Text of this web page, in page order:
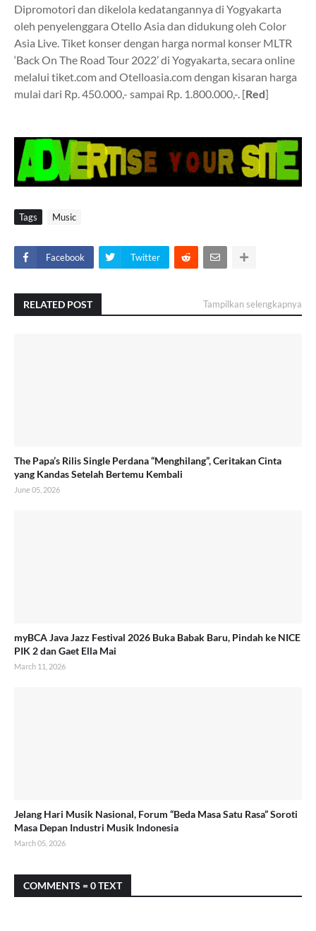
Dipromotori dan dikelola kedatangannya di Yogyakarta
oleh penyelenggara Otello Asia dan didukung oleh Color
Asia Live. Tiket konser dengan harga normal konser MLTR
‘Back On The Road Tour 2022’ di Yogyakarta, secara online
melalui tiket.com and Otelloasia.com dengan kisaran harga
mulai dari Rp. 450.000,- sampai Rp. 1.800.000,-. [Red]
Tags Music
Facebook Twitter
RELATED POST Tampilkan selengkapnya
The Papa’s Rilis Single Perdana “Menghilang”, Ceritakan Cinta
yang Kandas Setelah Bertemu Kembali
June 05, 2026
myBCA Java Jazz Festival 2026 Buka Babak Baru, Pindah ke NICE
PIK 2 dan Gaet Ella Mai
March 11, 2026
Jelang Hari Musik Nasional, Forum “Beda Masa Satu Rasa” Soroti
Masa Depan Industri Musik Indonesia
March 05, 2026
COMMENTS = 0 TEXT